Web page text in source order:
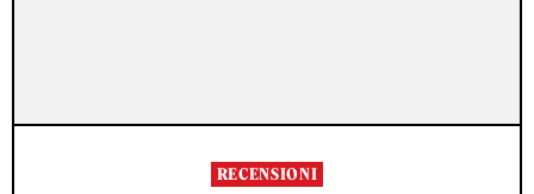
RECENSIONI